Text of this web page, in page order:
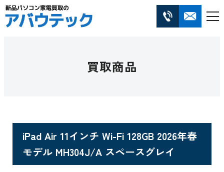
買取商品
iPad Air 11インチ Wi-Fi 128GB 2026年春
モデル MH304J/A スペースグレイ